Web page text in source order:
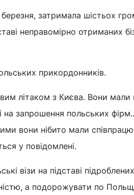
затримала шістьох
неправомірно отриманих
прикордонників.
літаком з Києва. Вони мали
на запрошення польських
вони нібито мали
у повідомлені.
візи на підставі підроблених
а подорожувати по